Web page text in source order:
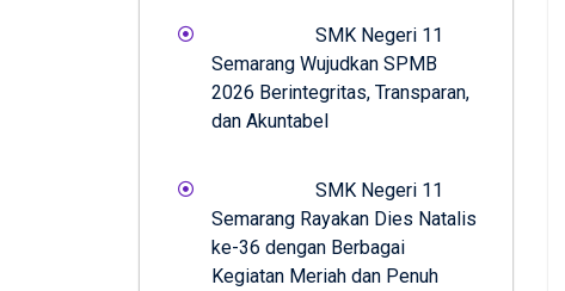
SMK Negeri 11
Semarang Wujudkan SPMB
2026 Berintegritas, Transparan,
dan Akuntabel
SMK Negeri 11
Semarang Rayakan Dies Natalis
ke-36 dengan Berbagai
Kegiatan Meriah dan Penuh